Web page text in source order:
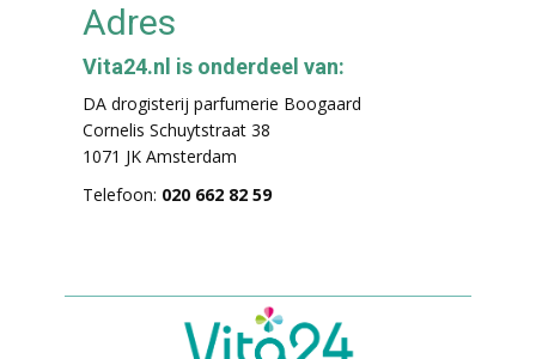
Adres
Vita24.nl is onderdeel van:
DA drogisterij parfumerie Boogaard
Cornelis Schuytstraat 38
1071 JK Amsterdam
Telefoon: 020 662 82 59